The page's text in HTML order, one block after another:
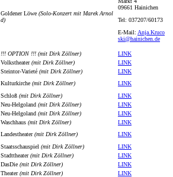
Goldener Löwe (Solo-Konzert mit Marek Arnol
d)
09661 Hainichen
Tel: 037207/60173
E-Mail: Anja.Kruco
ski@hainichen.de
!!! OPTION !!! (mit Dirk Zöllner)
LINK
Volkstheater(mit Dirk Zöllner)
LINK
Steintor-Varieté (mit Dirk Zöllner)
LINK
Kulturkirche (mit Dirk Zöllner)
LINK
Schloß (mit Dirk Zöllner)
LINK
Neu-Helgoland (mit Dirk Zöllner)
LINK
Neu-Helgoland (mit Dirk Zöllner)
LINK
Waschhaus (mit Dirk Zöllner)
LINK
Landestheater(mit Dirk Zöllner)
LINK
Staatsschauspiel (mit Dirk Zöllner)
LINK
Stadttheater(mit Dirk Zöllner)
LINK
DasDie (mit Dirk Zöllner)
LINK
Theater(mit Dirk Zöllner)
LINK